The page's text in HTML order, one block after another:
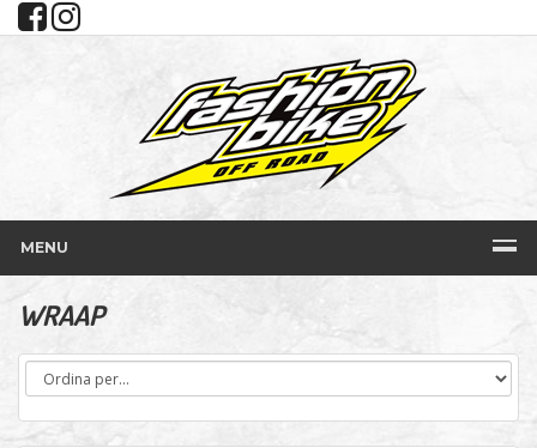
MENU
WRAAP